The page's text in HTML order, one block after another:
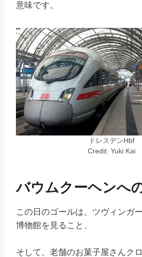
意味です。
ドレスデンHbf
Credit: Yuki Kai
バウムクーヘンへ
この日のゴールは、ツヴィンガ
博物館を見ること、
そして、老舗のお菓子屋さんク